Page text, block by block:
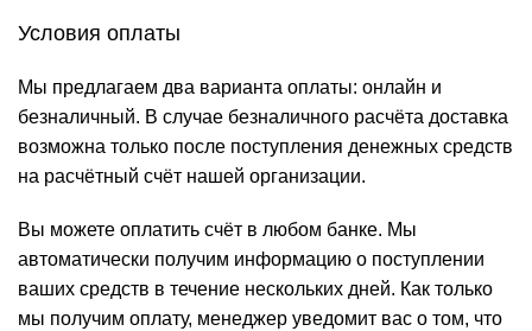
Условия оплаты
Мы предлагаем два варианта оплаты: онлайн и
безналичный. В случае безналичного расчёта доставка
возможна только после поступления денежных средств
на расчётный счёт нашей организации.
Вы можете оплатить счёт в любом банке. Мы
автоматически получим информацию о поступлении
ваших средств в течение нескольких дней. Как только
мы получим оплату, менеджер уведомит вас о том, что